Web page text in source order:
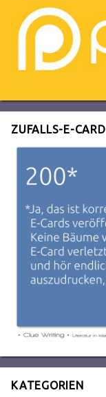
ZUFALLS-E-CARD
KATEGORIEN